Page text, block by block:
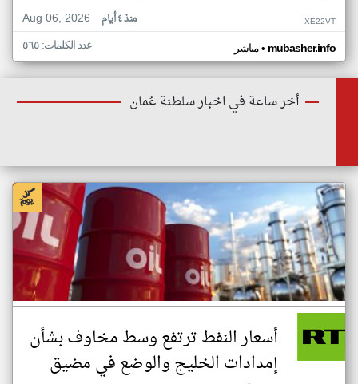
Aug 06, 2026
منذ ٤ أيام XE22VT
مباشر• mubasher.info عدد الكلمات: ٥٦٥
أخر ساعة في اخبار سلطنة عُمان
أسعار النفط ترتفع وسط مخاوف بشأن
إمدادات الخليج والوضع في مضيق